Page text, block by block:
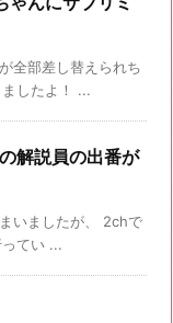
全部差し替えられち
したよ！ ...
解説員の出番が
いましたが、 2chで
てい ...